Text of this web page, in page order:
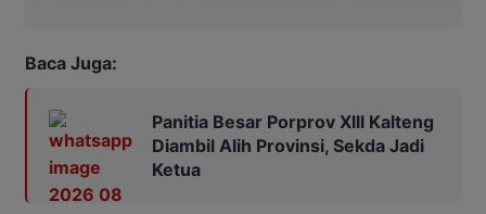
Baca Juga:
Panitia Besar Porprov Xlll Kalteng
Diambil Alih Provinsi, Sekda Jadi
Ketua